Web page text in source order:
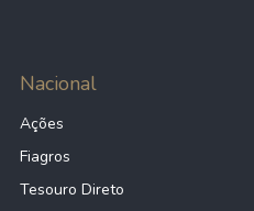
Nacional
Ações
Fiagros
Tesouro Direto